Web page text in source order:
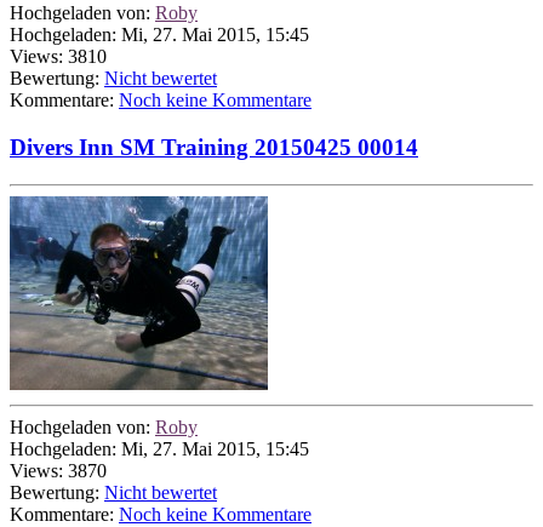
Hochgeladen von: Roby
Hochgeladen: Mi, 27. Mai 2015, 15:45
Views: 3810
Bewertung: Nicht bewertet
Kommentare: Noch keine Kommentare
Divers Inn SM Training 20150425 00014
Hochgeladen von: Roby
Hochgeladen: Mi, 27. Mai 2015, 15:45
Views: 3870
Bewertung: Nicht bewertet
Kommentare: Noch keine Kommentare